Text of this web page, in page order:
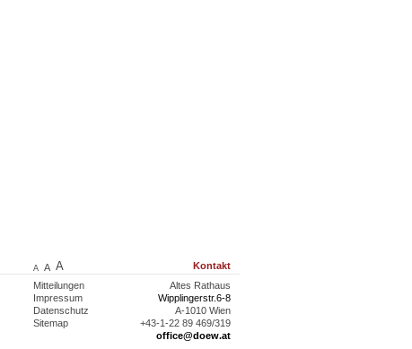
A A A Kontakt
Mitteilungen
Impressum
Datenschutz
Sitemap
Altes Rathaus
Wipplingerstr.6-8
A-1010 Wien
+43-1-22 89 469/319
office@doew.at